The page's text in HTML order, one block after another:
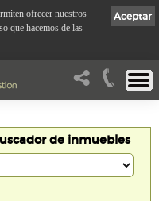
de inmuebles
Aceptar
ofrecer nuestros
que hacemos de las